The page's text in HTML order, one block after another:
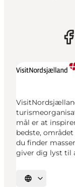
mål er at
bedste,
du finder
giver dig lyst til
Vælg sprog